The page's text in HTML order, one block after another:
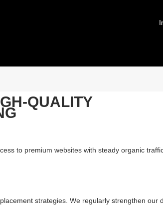
QUALITY
to premium websites with steady organic
strategies. We regularly strengthen our